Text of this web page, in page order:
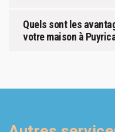
Quels sont les
votre maison à